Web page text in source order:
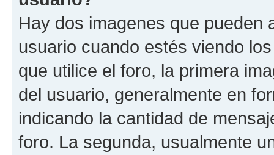
Hay dos imagenes que pueden
usuario cuando estés viendo
que utilice el foro, la primera
del usuario, generalmente en
indicando la cantidad de
foro. La segunda, usualmente